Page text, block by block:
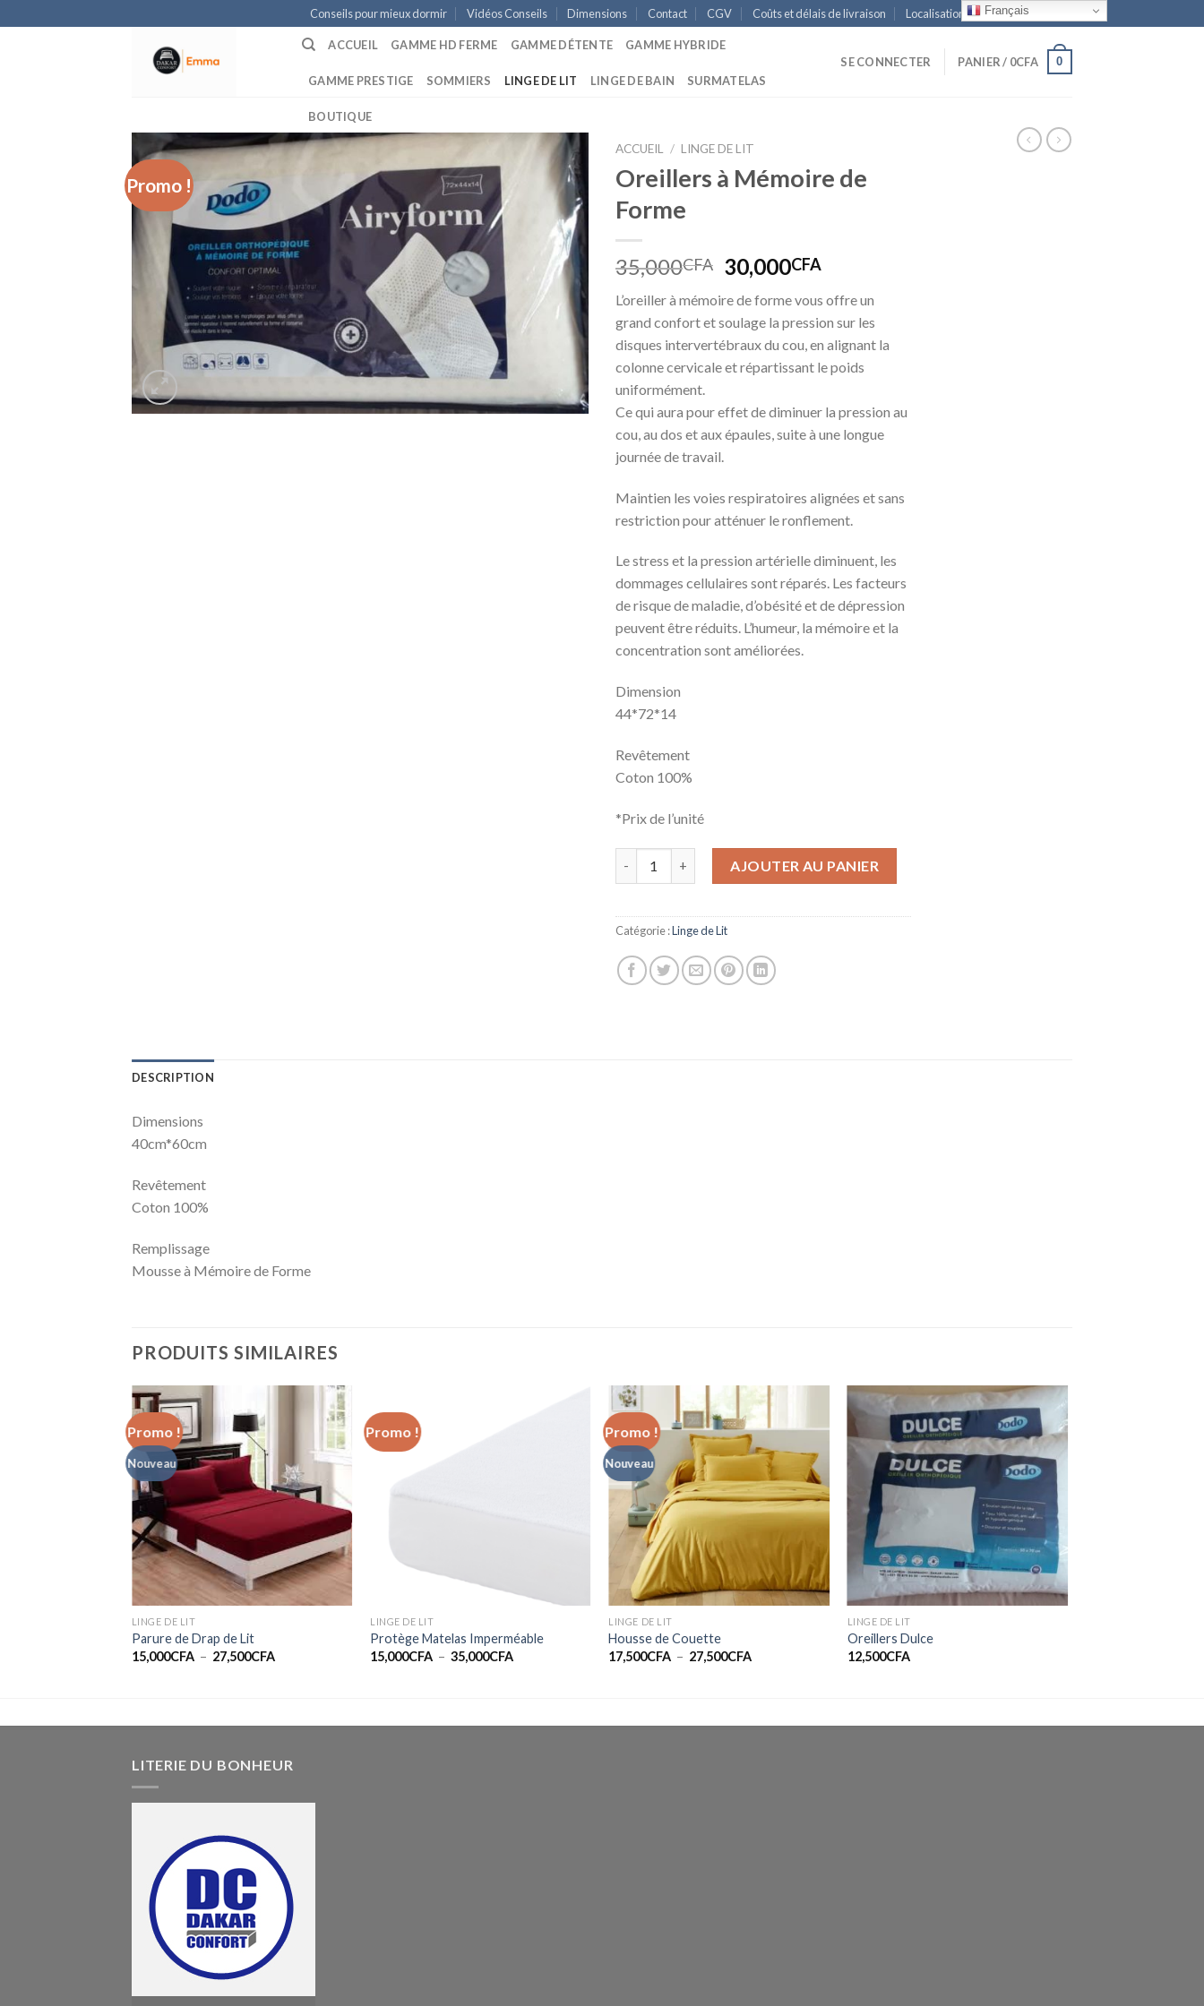
to
Conseils pour mieux dormir Vidéos Conseils Dimensions Contact CGV Coûts et délais de livraison Localisation Sitemap
ACCUEIL GAMME HD FERME GAMME DÉTENTE GAMME HYBRIDE
GAMME PRESTIGE SOMMIERS LINGE DE LIT LINGE DE BAIN SURMATELAS
BOUTIQUE
SE CONNECTER PANIER / 0CFA 0
Promo !
ACCUEIL / LINGE DE LIT
Oreillers à Mémoire de
Forme
35,000CFA Le
prix
initial
était :
35,000CFA.
30,000CFALe
actuel
est :
30,000CFA.
L’oreiller à mémoire de forme vous offre un
grand confort et soulage la pression sur les
disques intervertébraux du cou, en alignant la
colonne cervicale et répartissant le poids
uniformément.
Ce qui aura pour effet de diminuer la pression au
cou, au dos et aux épaules, suite à une longue
journée de travail.
Maintien les voies respiratoires alignées et sans
restriction pour atténuer le ronflement.
Le stress et la pression artérielle diminuent, les
dommages cellulaires sont réparés. Les facteurs
de risque de maladie, d’obésité et de dépression
peuvent être réduits. L’humeur, la mémoire et la
concentration sont améliorées.
Dimension
44*72*14
Revêtement
Coton 100%
*Prix de l’unité
AJOUTER AU PANIER
Catégorie :Linge de Lit
DESCRIPTION
Dimensions
40cm*60cm
Revêtement
Coton 100%
Remplissage
Mousse à Mémoire de Forme
PRODUITS SIMILAIRES
Promo !
Nouveau
LINGE DE LIT
Parure de Drap de Lit
15,000CFA – 27,500CFAPlage
Promo !
LINGE DE LIT
Protège Matelas Imperméable
15,000CFA – 35,000CFAPlage
Promo !
Nouveau
LINGE DE LIT
Housse de Couette
17,500CFA – 27,500CFAPlage
LINGE DE LIT
Oreillers Dulce
12,500CFA
LITERIE DU BONHEUR
Français